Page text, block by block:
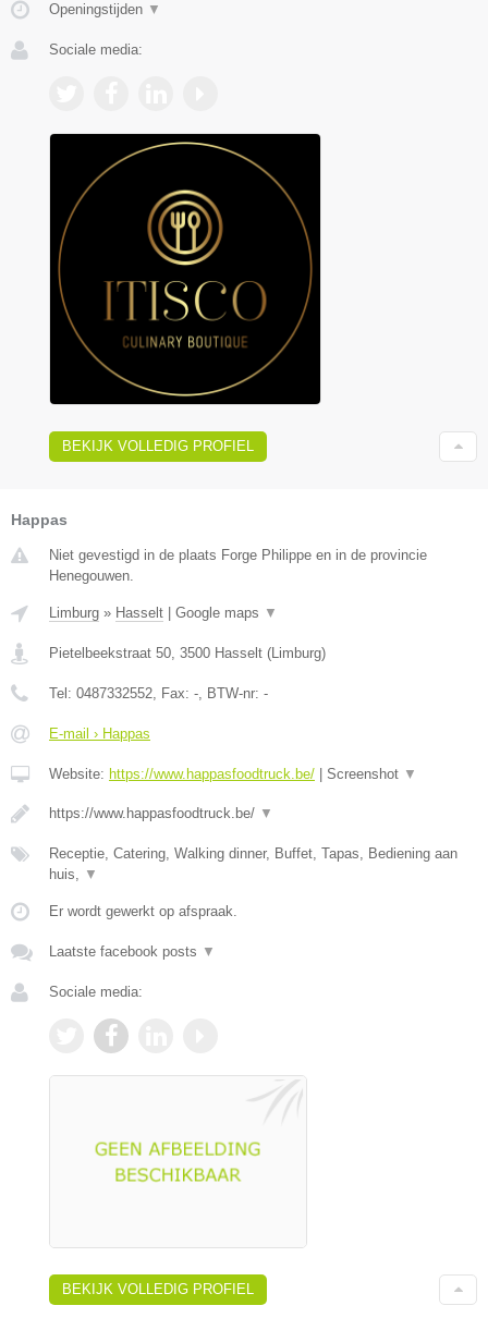
Openingstijden ▼
Sociale media:
BEKIJK VOLLEDIG PROFIEL
Happas
Niet gevestigd in de plaats Forge Philippe en in de provincie
Henegouwen.
Limburg » Hasselt Google maps ▼
Pietelbeekstraat 50, 3500 Hasselt (Limburg)
Tel: 0487332552, Fax: -, BTW-nr: -
E-mail › Happas
Website: https://www.happasfoodtruck.be/ Screenshot ▼
https://www.happasfoodtruck.be/ ▼
Receptie, Catering, Walking dinner, Buffet, Tapas, Bediening aan
huis, ▼
Er wordt gewerkt op afspraak.
Laatste facebook posts ▼
Sociale media:
BEKIJK VOLLEDIG PROFIEL